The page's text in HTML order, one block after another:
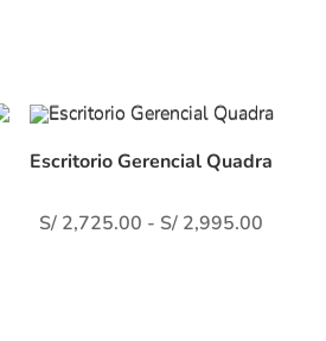
Escritorio Gerencial Quadra
S/ 2,725.00 - S/ 2,995.00